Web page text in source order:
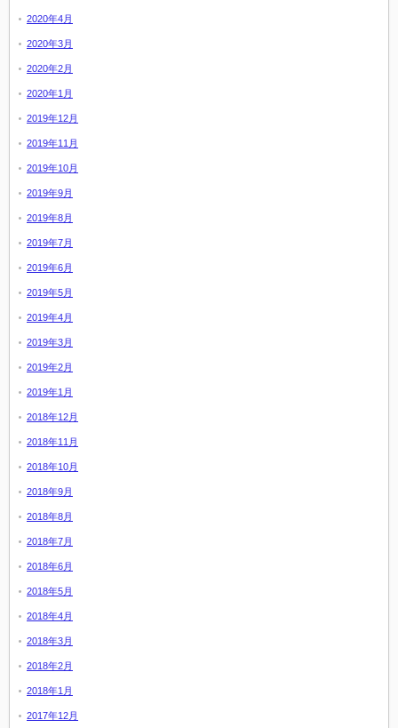
2020年4月
2020年3月
2020年2月
2020年1月
2019年12月
2019年11月
2019年10月
2019年9月
2019年8月
2019年7月
2019年6月
2019年5月
2019年4月
2019年3月
2019年2月
2019年1月
2018年12月
2018年11月
2018年10月
2018年9月
2018年8月
2018年7月
2018年6月
2018年5月
2018年4月
2018年3月
2018年2月
2018年1月
2017年12月